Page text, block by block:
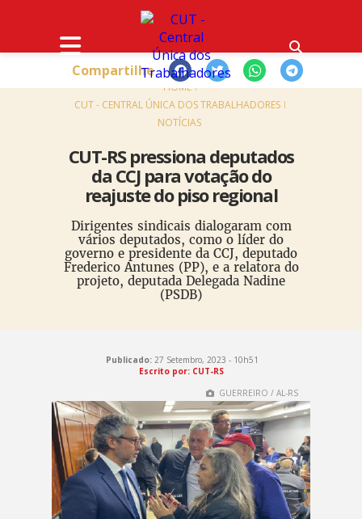
HOME
CUT - CENTRAL ÚNICA DOS TRABALHADORES
NOTÍCIAS
CUT-RS pressiona deputados
da CCJ para votação do
reajuste do piso regional
Dirigentes sindicais dialogaram com
vários deputados, como o líder do
governo e presidente da CCJ, deputado
Frederico Antunes (PP), e a relatora do
projeto, deputada Delegada Nadine
(PSDB)
Compartilhe
Publicado: 27 Setembro, 2023 - 10h51
Escrito por: CUT-RS
GUERREIRO / AL-RS